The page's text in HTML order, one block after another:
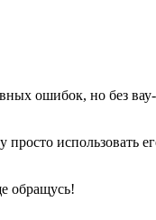
ошибок, но без
использовать
обращусь!